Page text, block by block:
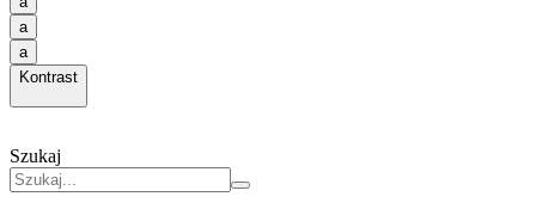
a
a
Kontrast
Szukaj